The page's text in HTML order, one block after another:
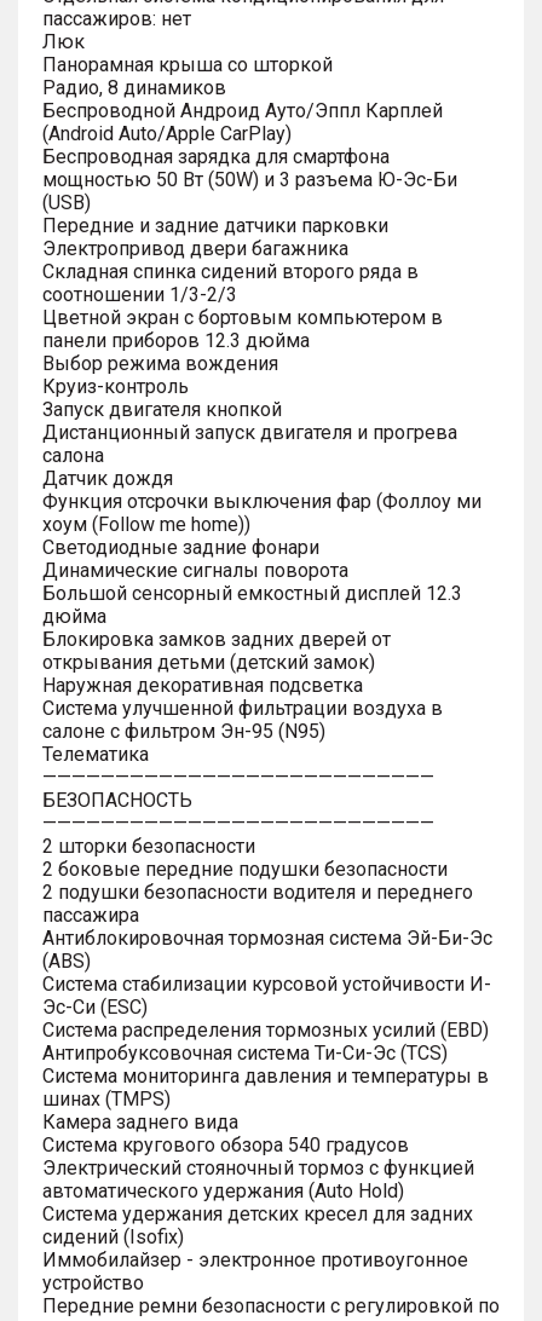
пассажиров: нет
Люк
Панорамная крыша со шторкой
Радио, 8 динамиков
Беспроводной Андроид Ауто/Эппл Карплей
(Android Auto/Apple CarPlay)
Беспроводная зарядка для смартфона
мощностью 50 Вт (50W) и 3 разъема Ю-Эс-Би
(USB)
Передние и задние датчики парковки
Электропривод двери багажника
Складная спинка сидений второго ряда в
соотношении 1/3-2/3
Цветной экран с бортовым компьютером в
панели приборов 12.3 дюйма
Выбор режима вождения
Круиз-контроль
Запуск двигателя кнопкой
Дистанционный запуск двигателя и прогрева
салона
Датчик дождя
Функция отсрочки выключения фар (Фоллоу ми
хоум (Follow me home))
Светодиодные задние фонари
Динамические сигналы поворота
Большой сенсорный емкостный дисплей 12.3
дюйма
Блокировка замков задних дверей от
открывания детьми (детский замок)
Наружная декоративная подсветка
Система улучшенной фильтрации воздуха в
салоне с фильтром Эн-95 (N95)
Телематика
———————————————————————————
БЕЗОПАСНОСТЬ
———————————————————————————
2 шторки безопасности
2 боковые передние подушки безопасности
2 подушки безопасности водителя и переднего
пассажира
Антиблокировочная тормозная система Эй-Би-Эс
(ABS)
Система стабилизации курсовой устойчивости И-
Эс-Си (ESC)
Система распределения тормозных усилий (EBD)
Антипробуксовочная система Ти-Си-Эс (TCS)
Система мониторинга давления и температуры в
шинах (TMPS)
Камера заднего вида
Система кругового обзора 540 градусов
Электрический стояночный тормоз с функцией
автоматического удержания (Auto Hold)
Система удержания детских кресел для задних
сидений (Isofix)
Иммобилайзер - электронное противоугонное
устройство
Передние ремни безопасности с регулировкой по